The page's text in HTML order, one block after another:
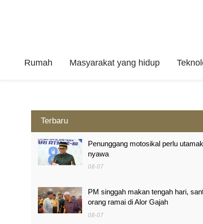
Rumah Masyarakat yang hidup
Terbaru
Penunggang motosikal perlu
nyawa
08-07
PM singgah makan tengah hari,
orang ramai di Alor Gajah
08-07